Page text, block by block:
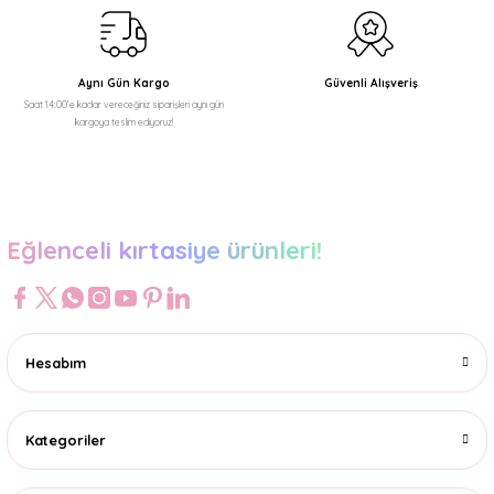
Aynı Gün Kargo
Saat 14:00'e kadar vereceğiniz siparişleri aynı gün
kargoya teslim ediyoruz!
Güvenli Alışveriş
Eğlenceli kırtasiye ürünleri!
Hesabım
Kategoriler